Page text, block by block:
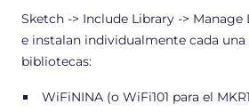
Sketch -> Include Library -> Manage
e instalan individualmente cada una
bibliotecas:
WiFiNINA (o WiFi101 para el